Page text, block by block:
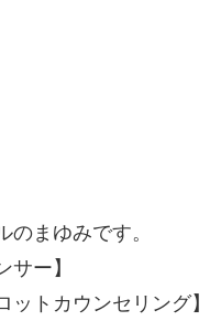
のまゆみです。
サー】
ットカウンセリング】